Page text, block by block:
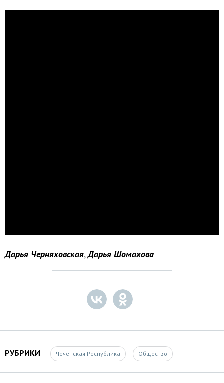
Дарья Черняховская,Дарья Шомахова
РУБРИКИ Чеченская Республика Общество